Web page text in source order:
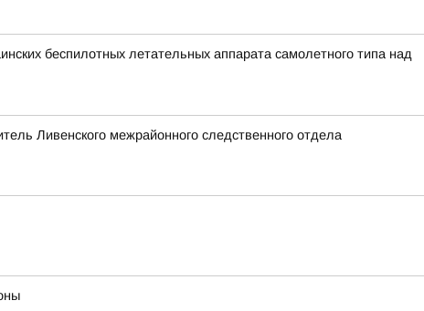
беспилотных летательных аппарата самолетного типа над
Ливенского межрайонного следственного отдела